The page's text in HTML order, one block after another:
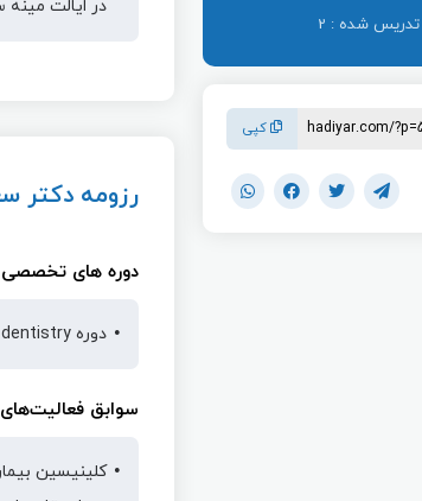
شده : 2
کپی
در ایالت مینه
رزومه دکتر
دوره های
دوره Continuing education in veterinary dentistry از NAVC آمریکا
سوابق
کلینیسین